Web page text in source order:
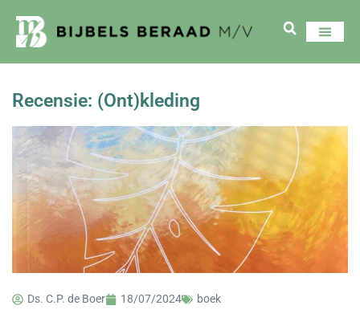
Recensie: (Ont)kleding
Ds. C.P. de Boer 18/07/2024 boek